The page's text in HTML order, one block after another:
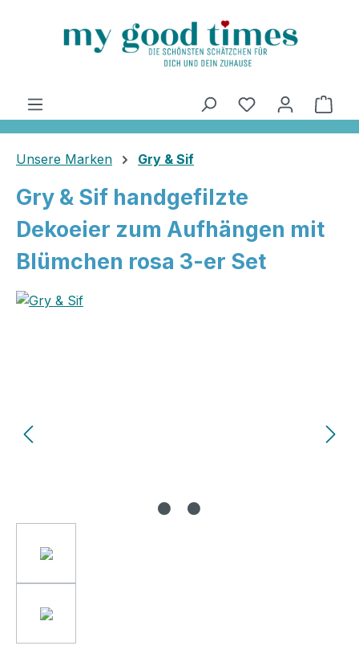
Unsere Marken Gry & Sif
Gry & Sif handgefilzte
Dekoeier zum Aufhängen mit
Blümchen rosa 3-er Set